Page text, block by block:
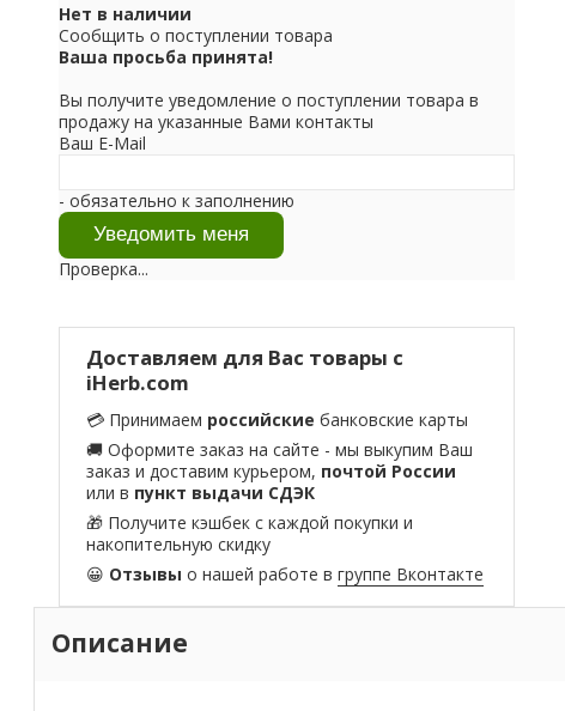
Нет в наличии
Сообщить о поступлении товара
Ваша просьба принята!
Вы получите уведомление о поступлении товара в
продажу на указанные Вами контакты
Ваш E-Mail
- обязательно к заполнению
Проверка...
Доставляем для Вас товары с
iHerb.com
💳 Принимаем российские банковские карты
🚚 Оформите заказ на сайте - мы выкупим Ваш
заказ и доставим курьером, почтой России
или в пункт выдачи СДЭК
🎁 Получите кэшбек с каждой покупки и
накопительную скидку
😀 Отзывы о нашей работе вгруппе Вконтакте
Описание